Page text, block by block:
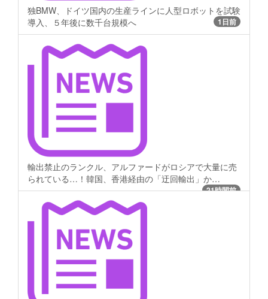
独BMW、ドイツ国内の生産ラインに人型ロボットを試験
導入、５年後に数千台規模へ
1日前
輸出禁止のランクル、アルファードがロシアで大量に売
られている…！韓国、香港経由の「迂回輸出」か…
21時間前